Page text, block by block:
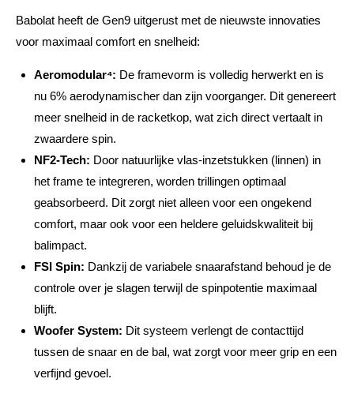
Babolat heeft de Gen9 uitgerust met de nieuwste innovaties
voor maximaal comfort en snelheid:
Aeromodular⁴: De framevorm is volledig herwerkt en is
nu 6% aerodynamischer dan zijn voorganger. Dit genereert
meer snelheid in de racketkop, wat zich direct vertaalt in
zwaardere spin.
NF2-Tech: Door natuurlijke vlas-inzetstukken (linnen) in
het frame te integreren, worden trillingen optimaal
geabsorbeerd. Dit zorgt niet alleen voor een ongekend
comfort, maar ook voor een heldere geluidskwaliteit bij
balimpact.
FSI Spin: Dankzij de variabele snaarafstand behoud je de
controle over je slagen terwijl de spinpotentie maximaal
blijft.
Woofer System: Dit systeem verlengt de contacttijd
tussen de snaar en de bal, wat zorgt voor meer grip en een
verfijnd gevoel.